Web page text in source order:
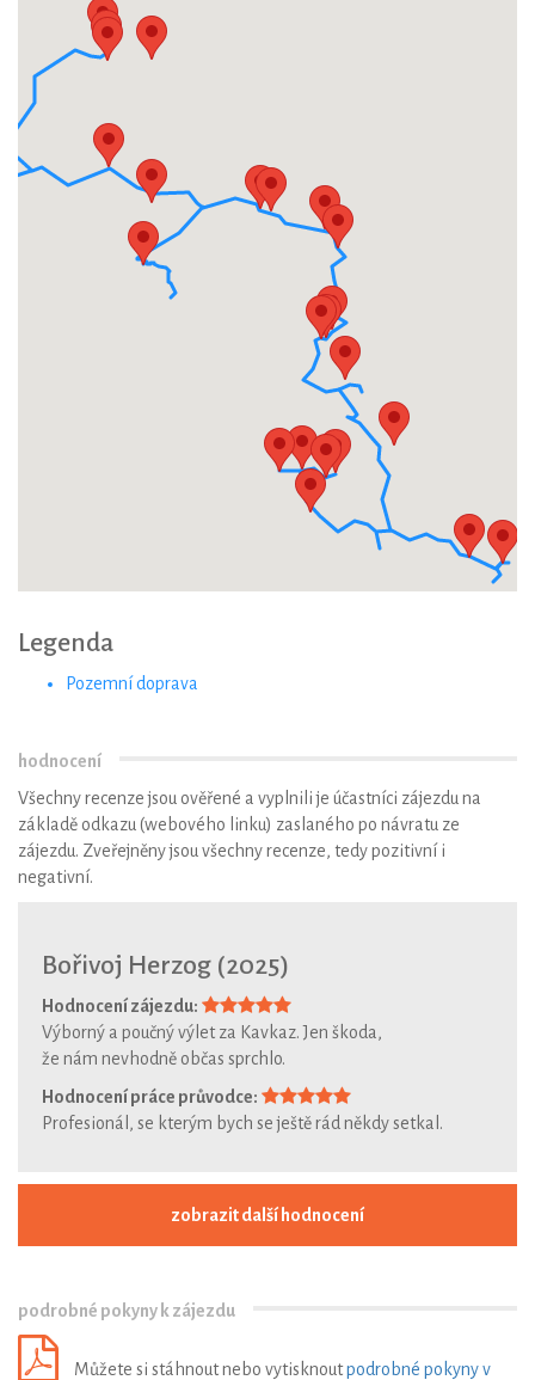
Legenda
Pozemní doprava
hodnocení
Všechny recenze jsou ověřené a vyplnili je účastníci zájezdu na
základě odkazu (webového linku) zaslaného po návratu ze
zájezdu. Zveřejněny jsou všechny recenze, tedy pozitivní i
negativní.
Bořivoj Herzog (2025)
Hodnocení zájezdu:
Výborný a poučný výlet za Kavkaz. Jen škoda,
že nám nevhodně občas sprchlo.
Hodnocení práce průvodce:
Profesionál, se kterým bych se ještě rád někdy setkal.
zobrazit další hodnocení
podrobné pokyny k zájezdu
Můžete si stáhnout nebo vytisknoutpodrobné pokyny v